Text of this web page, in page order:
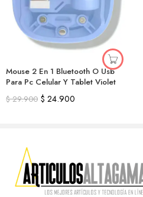
Mouse 2 En 1 Bluetooth O Usb
Para Pc Celular Y Tablet Violet
$29.900 $ 24.900